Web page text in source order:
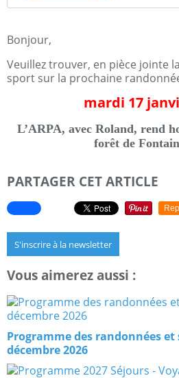
Bonjour,
Veuillez trouver, en pièce jointe
sport sur la prochaine
mardi 17
L’ARPA, avec Roland, rend
forêt de
PARTAGER CET ARTICLE
S'inscrire à la newsletter
Vous aimerez aussi :
Programme des randonnées et
décembre 2026